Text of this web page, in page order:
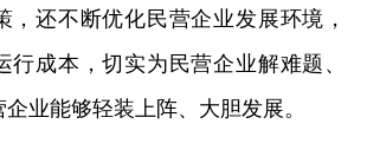
，还不断优化民营企业发展环境，
行成本，切实为民营企业解难题、
业能够轻装上阵、大胆发展。